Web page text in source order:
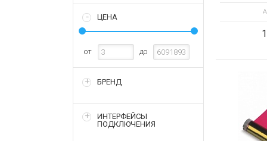
ЦЕНА
от до
БРЕНД
ИНТЕРФЕЙСЫ
ПОДКЛЮЧЕНИЯ